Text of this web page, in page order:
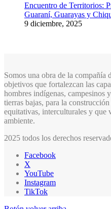
Encuentro de Territorios:
Guaraní, Guarayas y
9 diciembre, 2025
Somos una obra de la compañía
objetivos que fortalezcan las
hombres indígenas, campesinos
tierras bajas, para la
equitativas, interculturales y que
ambiente.
2025 todos los derechos
Facebook
X
YouTube
Instagram
TikTok